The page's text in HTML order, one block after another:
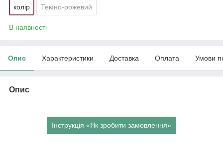
колір Темно-рожевий
В наявності
Опис Характеристики Доставка Оплата Умови
Опис
Інструкція «Як зробити замовлення»